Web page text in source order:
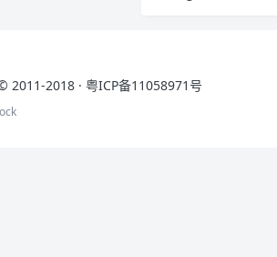
2011-2018 · 粤ICP备11058971号